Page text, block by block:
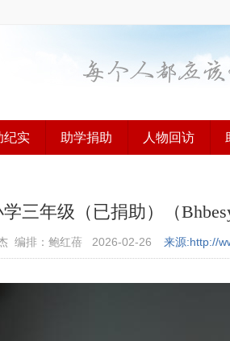
纪实 助学捐助 人物回访
三年级（已捐助）（
编排：鲍红蓓 2026-02-26 来源:http://